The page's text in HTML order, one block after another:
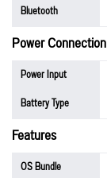
Bluetooth
Power Connection
Power Input
Battery Type
Features
OS Bundle